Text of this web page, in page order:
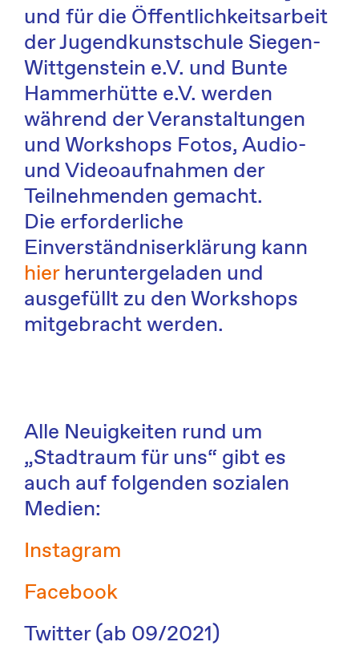
und für die Öffentlichkeitsarbeit
der Jugendkunstschule Siegen-
Wittgenstein e.V. und Bunte
Hammerhütte e.V. werden
während der Veranstaltungen
und Workshops Fotos, Audio-
und Videoaufnahmen der
Teilnehmenden gemacht.
Die erforderliche
Einverständniserklärung kann
hierheruntergeladen und
ausgefüllt zu den Workshops
mitgebracht werden.
Alle Neuigkeiten rund um
„Stadtraum für uns“ gibt es
auch auf folgenden sozialen
Medien:
Instagram
Facebook
Twitter (ab 09/2021)